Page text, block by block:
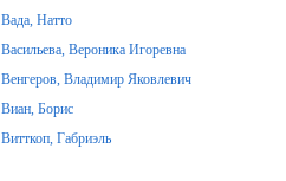
Вада, Натто
Васильева, Вероника Игоревна
Венгеров, Владимир Яковлевич
Виан, Борис
Витткоп, Габриэль